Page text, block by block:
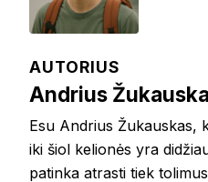
AUTORIUS
Andrius
Esu Andrius Žukauskas,
iki šiol kelionės yra
patinka atrasti tiek